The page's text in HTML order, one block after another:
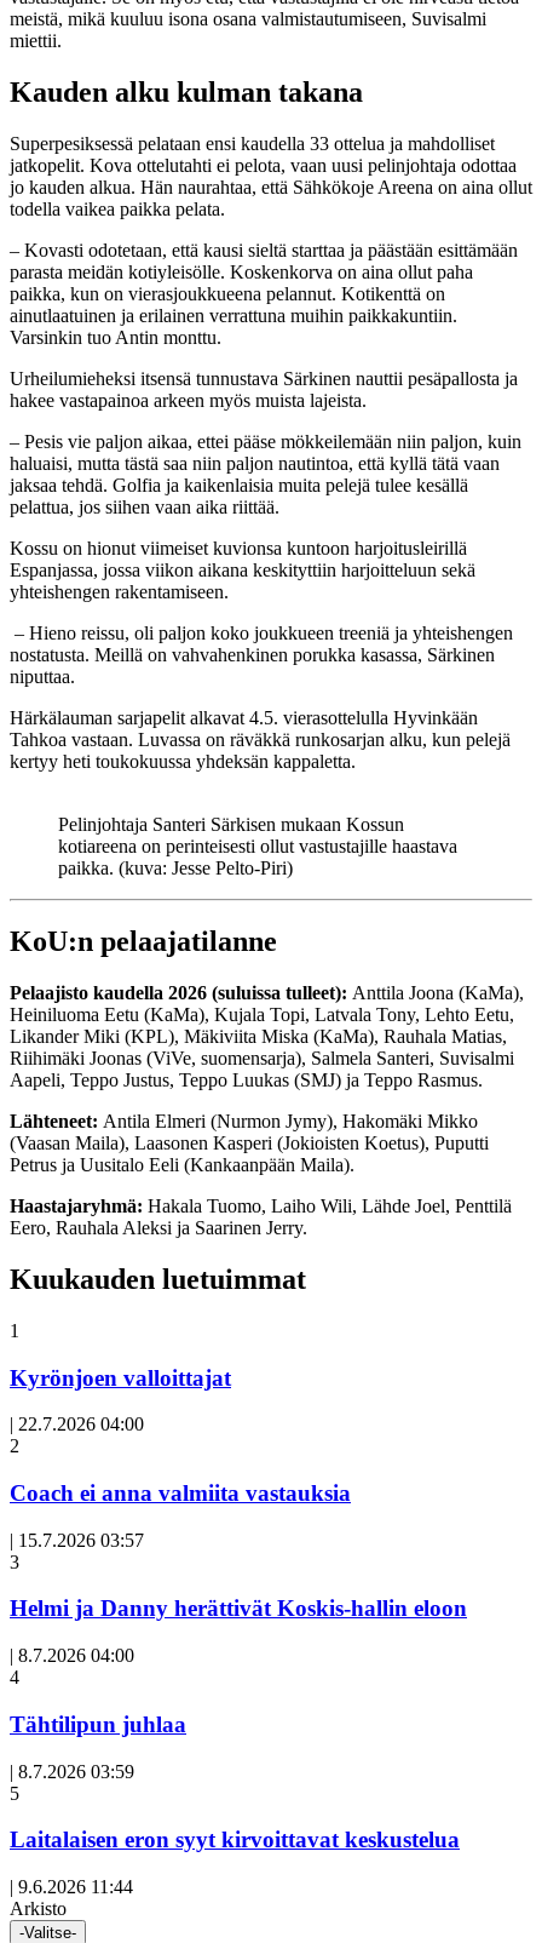
meistä, mikä kuuluu isona osana valmistautumiseen, Suvisalmi
miettii.
Kauden alku kulman takana
Superpesiksessä pelataan ensi kaudella 33 ottelua ja mahdolliset
jatkopelit. Kova ottelutahti ei pelota, vaan uusi pelinjohtaja odottaa
jo kauden alkua. Hän naurahtaa, että Sähkökoje Areena on aina ollut
todella vaikea paikka pelata.
– Kovasti odotetaan, että kausi sieltä starttaa ja päästään esittämään
parasta meidän kotiyleisölle. Koskenkorva on aina ollut paha
paikka, kun on vierasjoukkueena pelannut. Kotikenttä on
ainutlaatuinen ja erilainen verrattuna muihin paikkakuntiin.
Varsinkin tuo Antin monttu.
Urheilumieheksi itsensä tunnustava Särkinen nauttii pesäpallosta ja
hakee vastapainoa arkeen myös muista lajeista.
– Pesis vie paljon aikaa, ettei pääse mökkeilemään niin paljon, kuin
haluaisi, mutta tästä saa niin paljon nautintoa, että kyllä tätä vaan
jaksaa tehdä. Golfia ja kaikenlaisia muita pelejä tulee kesällä
pelattua, jos siihen vaan aika riittää.
Kossu on hionut viimeiset kuvionsa kuntoon harjoitusleirillä
Espanjassa, jossa viikon aikana keskityttiin harjoitteluun sekä
yhteishengen rakentamiseen.
– Hieno reissu, oli paljon koko joukkueen treeniä ja yhteishengen
nostatusta. Meillä on vahvahenkinen porukka kasassa, Särkinen
niputtaa.
Härkälauman sarjapelit alkavat 4.5. vierasottelulla Hyvinkään
Tahkoa vastaan. Luvassa on räväkkä runkosarjan alku, kun pelejä
kertyy heti toukokuussa yhdeksän kappaletta.
Pelinjohtaja Santeri Särkisen mukaan Kossun
kotiareena on perinteisesti ollut vastustajille haastava
paikka. (kuva: Jesse Pelto-Piri)
KoU:n pelaajatilanne
Pelaajisto kaudella 2026 (suluissa tulleet): Anttila Joona (KaMa),
Heiniluoma Eetu (KaMa), Kujala Topi, Latvala Tony, Lehto Eetu,
Likander Miki (KPL), Mäkiviita Miska (KaMa), Rauhala Matias,
Riihimäki Joonas (ViVe, suomensarja), Salmela Santeri, Suvisalmi
Aapeli, Teppo Justus, Teppo Luukas (SMJ) ja Teppo Rasmus.
Lähteneet: Antila Elmeri (Nurmon Jymy), Hakomäki Mikko
(Vaasan Maila), Laasonen Kasperi (Jokioisten Koetus), Puputti
Petrus ja Uusitalo Eeli (Kankaanpään Maila).
Haastajaryhmä: Hakala Tuomo, Laiho Wili, Lähde Joel, Penttilä
Eero, Rauhala Aleksi ja Saarinen Jerry.
Kuukauden luetuimmat
1
Kyrönjoen valloittajat
| 22.7.2026 04:00
Avoin
2
Coach ei anna valmiita vastauksia
| 15.7.2026 03:57
3
Helmi ja Danny herättivät Koskis-hallin eloon
| 8.7.2026 04:00
Avoin
4
Tähtilipun juhlaa
| 8.7.2026 03:59
Avoin
5
Laitalaisen eron syyt kirvoittavat keskustelua
| 9.6.2026 11:44
Arkisto
-Valitse-